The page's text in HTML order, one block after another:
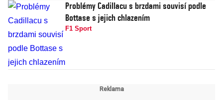
Problémy Cadillacu s brzdami souvisí podle
Bottase s jejich chlazením
F1 Sport